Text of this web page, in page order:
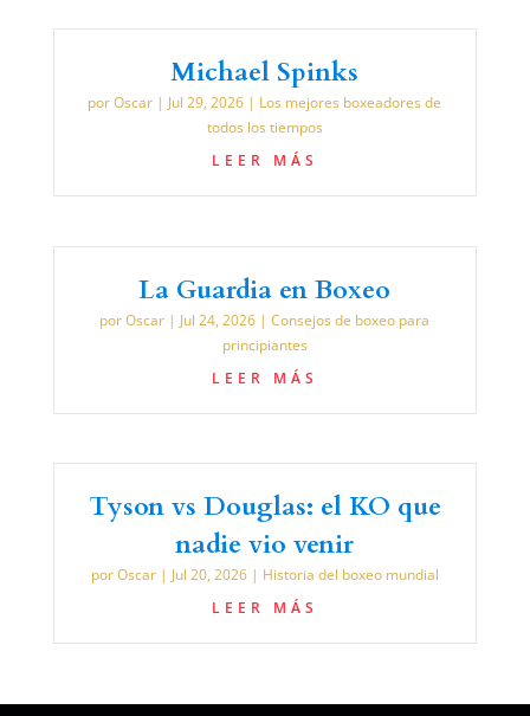
Michael Spinks
porOscar | Jul 29, 2026 | Los mejores boxeadores de
todos los tiempos
LEER MÁS
La Guardia en Boxeo
porOscar | Jul 24, 2026 |Consejos de boxeo para
principiantes
LEER MÁS
Tyson vs Douglas: el KO que
nadie vio venir
porOscar| Jul 20, 2026| Historia del boxeo mundial
LEER MÁS